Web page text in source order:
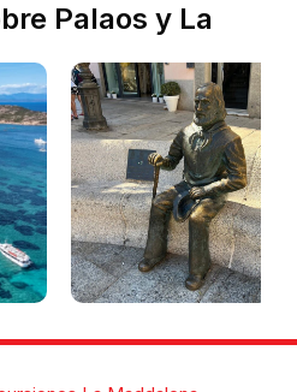
Palaos y La
Qué ver en La